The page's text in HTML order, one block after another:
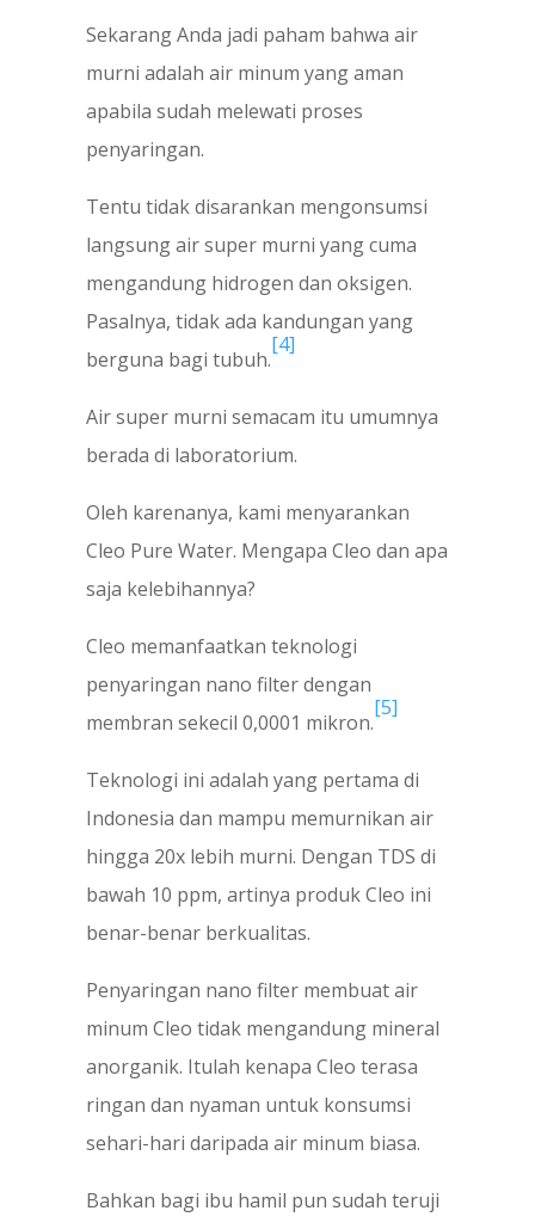
Sekarang Anda jadi paham bahwa air
murni adalah air minum yang aman
apabila sudah melewati proses
penyaringan.
Tentu tidak disarankan mengonsumsi
langsung air super murni yang cuma
mengandung hidrogen dan oksigen.
Pasalnya, tidak ada kandungan yang
berguna bagi tubuh.
[4]
Air super murni semacam itu umumnya
berada di laboratorium.
Oleh karenanya, kami menyarankan
Cleo Pure Water. Mengapa Cleo dan apa
saja kelebihannya?
Cleo memanfaatkan teknologi
penyaringan nano filter dengan
membran sekecil 0,0001 mikron.
[5]
Teknologi ini adalah yang pertama di
Indonesia dan mampu memurnikan air
hingga 20x lebih murni. Dengan TDS di
bawah 10 ppm, artinya produk Cleo ini
benar-benar berkualitas.
Penyaringan nano filter membuat air
minum Cleo tidak mengandung mineral
anorganik. Itulah kenapa Cleo terasa
ringan dan nyaman untuk konsumsi
sehari-hari daripada air minum biasa.
Bahkan bagi ibu hamil pun sudah teruji